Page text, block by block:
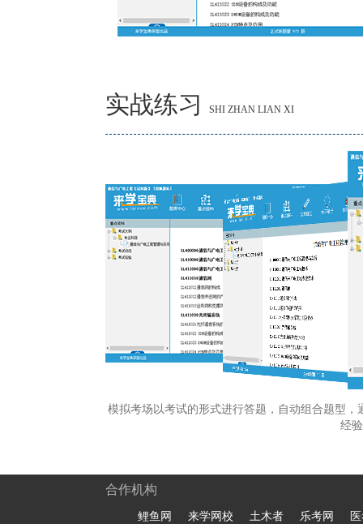
实战练习 SHI ZHAN LIAN XI
模拟考场以考试的形式进行答题，自动组合题型
经
合作机构
鲤鱼网 来学网校 土木者 乐考网